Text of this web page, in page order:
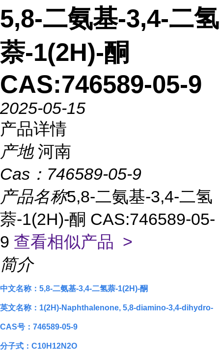
5,8-二氨基-3,4-二氢
萘-1(2H)-酮
CAS:746589-05-9
2025-05-15
产品详情
产地 河南
Cas： 746589-05-9
产品名称5,8-二氨基-3,4-二氢
萘-1(2H)-酮 CAS:746589-05-
9 查看相似产品 >
简介
中文名称：5,8-二氨基-3,4-二氢萘-1(2H)-酮
英文名称： 1(2H)-Naphthalenone, 5,8-diamino-3,4-dihydro-
CAS号： 746589-05-9
分子式： C10H12N2O